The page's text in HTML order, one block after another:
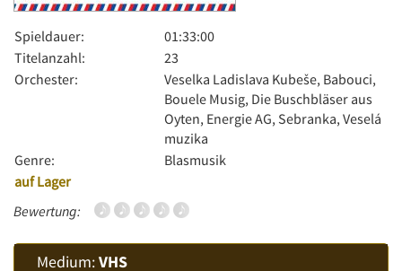
Spieldauer:
01:33:00
Titelanzahl:
23
Orchester:
Veselka Ladislava Kubeše, Babouci,
Bouele Musig, Die Buschbläser aus
Oyten, Energie AG, Sebranka, Veselá
muzika
Genre:
Blasmusik
auf Lager
Bewertung:
Medium:VHS